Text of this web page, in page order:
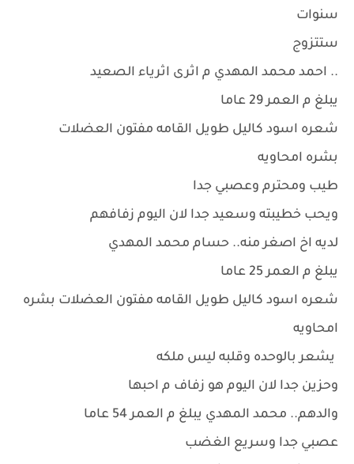
سنوات
ستتزوج
.. احمد محمد المهدي م اثرى اثرياء الصعيد
يبلغ م العمر 29 عاما
شعره اسود كاليل طويل القامه مفتون العضلات
بشره امحاويه
طيب ومحترم وعصبي جدا
ويحب خطيبته وسعيد جدا لان اليوم زفافهم
لديه اخ اصغر منه.. حسام محمد المهدي
يبلغ م العمر 25 عاما
شعره اسود كاليل طويل القامه مفتون العضلات بشره
امحاويه
يشعر بالوحده وقلبه ليس ملكه
وحزين جدا لان اليوم هو زفاف م احبها
والدهم.. محمد المهدي يبلغ م العمر 54 عاما
عصبي جدا وسريع الغضب